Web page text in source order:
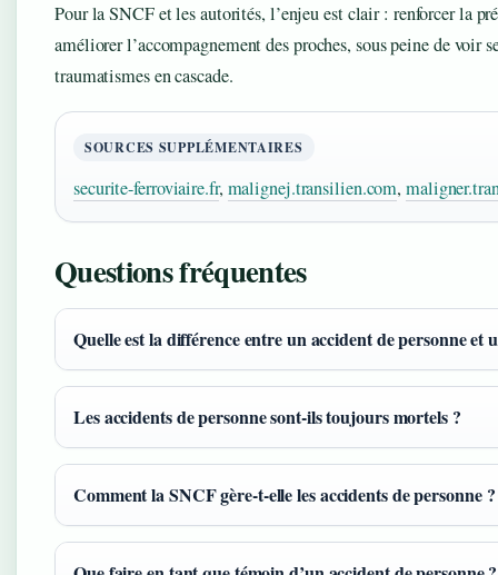
Pour la SNCF et les autorités, l’enjeu est clair : renforcer la
améliorer l’accompagnement des proches, sous peine de voir
traumatismes en cascade.
SOURCES SUPPLÉMENTAIRES
securite-ferroviaire.fr, malignej.transilien.com,
Questions fréquentes
Quelle est la différence entre un accident de personne et
Les accidents de personne sont-ils toujours mortels ?
Comment la SNCF gère-t-elle les accidents de personne ?